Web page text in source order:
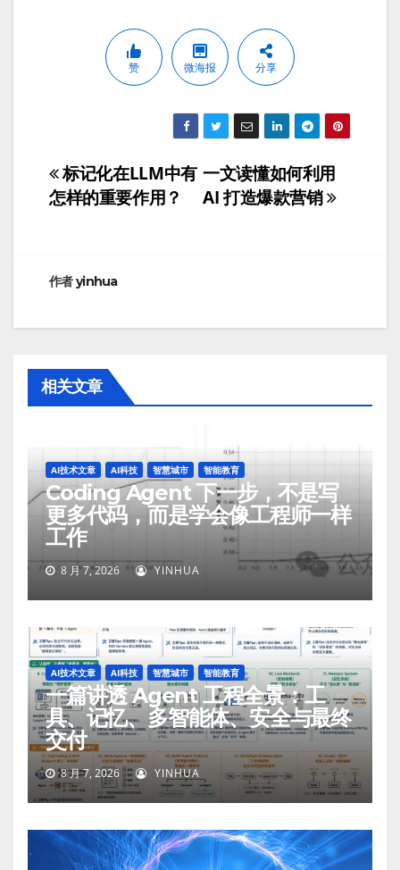
赞 微海报 分享
文
章
航
一文读懂如何利用
AI 打造爆款营销
标记化在LLM中有
怎样的重要作用？
作者yinhua
相关文章
AI技术文章 AI科技 智慧城市 智能教育
Coding Agent 下一步，不是写
更多代码，而是学会像工程师一样
工作
8 月 7, 2026 YINHUA
AI技术文章 AI科技 智慧城市 智能教育
一篇讲透 Agent 工程全景：工
具、记忆、多智能体、安全与最终
交付
8 月 7, 2026 YINHUA